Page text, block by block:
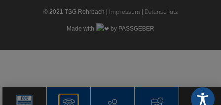
© 2021 TSG Rohrbach | Impressum Datenschutz
Made with by PASSGEBER